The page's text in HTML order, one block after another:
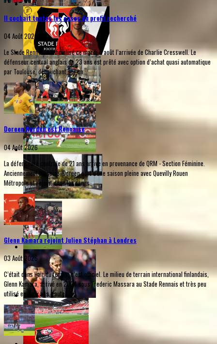
Il cochait toutes les cases du profil recherché
04 Août 2026
Le Stade Rennais a officialisé ce mardi 4 août l’arrivée de Charlie Cresswell. Le
défenseur central anglais de 23 ans est prêté avec option d’achat quasi automatique
par Toulouse, débouchant sur un...
Doreen Norden est Rennaise
04 Août 2026
La défenseure centrale de 21 ans arrive en provenance de QRM - Section Féminine.
Anciennement lensoise, Doreen sort d'une saison pleine avec Quevilly Rouen
Métropole et rejoint donc les rangs...
Glenn Kamara rejoint Julien Stéphan à Londres
03 Août 2026
C’était dans l’air du temps, c’est officiel. Le milieu de terrain international finlandais,
Glenn Kamara, arrivé en 2024 sous Frederic Massara au Stade Rennais et très peu
utilisé en deux ans, faute...